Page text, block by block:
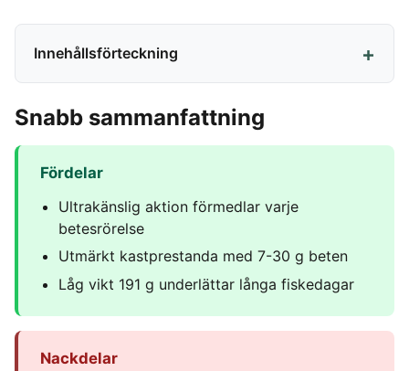
Innehållsförteckning
Snabb sammanfattning
Fördelar
Ultrakänslig aktion förmedlar varje
betesrörelse
Utmärkt kastprestanda med 7-30 g beten
Låg vikt 191 g underlättar långa fiskedagar
Nackdelar